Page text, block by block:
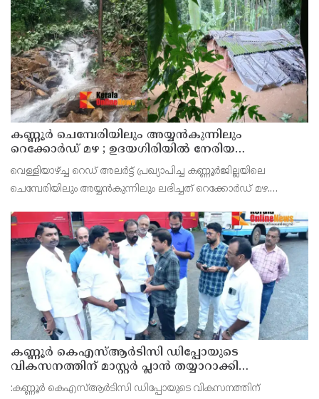
കണ്ണൂർ ചെമ്പേരിയിലും അയ്യൻകുന്നിലും
റെക്കോർഡ് മഴ ; ഉദയഗിരിയിൽ നേരിയ
ഉരുൾപൊട്ടൽ; 13 പേരെ ക്യാമ്പിലേക്ക് മാറ്റി
വെള്ളിയാഴ്ച്ച റെഡ് അലർട്ട് പ്രഖ്യാപിച്ച കണ്ണൂർജില്ലയിലെ
ചെമ്പേരിയിലും അയ്യൻകുന്നിലും ലഭിച്ചത് റെക്കോർഡ് മഴ.
മില്ലിമീറ്റർ മഴ ആ സമയം സംസ്ഥാനത്ത
കണ്ണൂർ കെഎസ്ആർടിസി ഡിപ്പോയുടെ
വികസനത്തിന് മാസ്റ്റർ പ്ലാൻ തയ്യാറാക്കി
സമർപ്പിക്കും : ടി ഒ മോഹനൻ എം എൽ എ
:കണ്ണൂർ കെഎസ്ആർടിസി ഡിപ്പോയുടെ വികസനത്തിന്